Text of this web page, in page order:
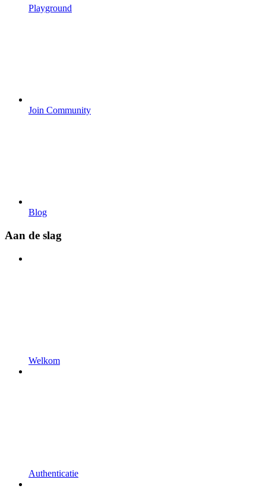
Playground
Join Community
Blog
Aan de slag
Welkom
Authenticatie